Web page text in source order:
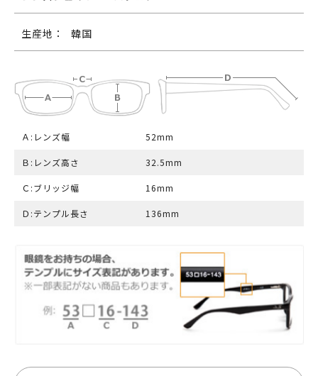
生産地： 韓国
Ａ:レンズ幅 52mm
Ｂ:レンズ高さ 32.5mm
Ｃ:ブリッジ幅 16mm
Ｄ:テンプル長さ 136mm